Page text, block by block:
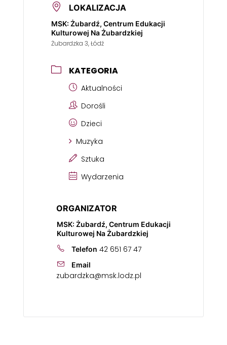
LOKALIZACJA
MSK: Żubardź, Centrum Edukacji
Kulturowej Na Żubardzkiej
Żubardzka 3, Łódź
KATEGORIA
Aktualności
Dorośli
Dzieci
Muzyka
Sztuka
Wydarzenia
ORGANIZATOR
MSK: Żubardź, Centrum Edukacji
Kulturowej Na Żubardzkiej
Telefon 42 651 67 47
Email
zubardzka@msk.lodz.pl